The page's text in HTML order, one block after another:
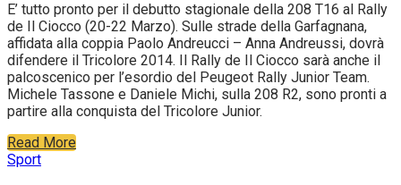
E’ tutto pronto per il debutto stagionale della 208 T16 al Rally
de Il Ciocco (20-22 Marzo). Sulle strade della Garfagnana,
affidata alla coppia Paolo Andreucci – Anna Andreussi, dovrà
difendere il Tricolore 2014. Il Rally de Il Ciocco sarà anche il
palcoscenico per l’esordio del Peugeot Rally Junior Team.
Michele Tassone e Daniele Michi, sulla 208 R2, sono pronti a
partire alla conquista del Tricolore Junior.
Read More
Sport